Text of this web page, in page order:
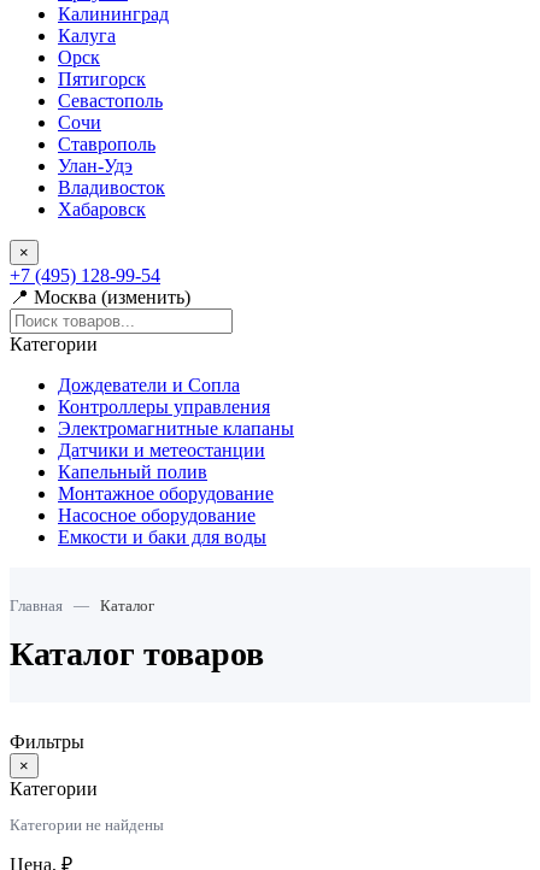
Калининград
Калуга
Орск
Пятигорск
Севастополь
Сочи
Ставрополь
Улан-Удэ
Владивосток
Хабаровск
×
+7 (495) 128-99-54
📍 Москва (изменить)
Категории
Дождеватели и Сопла
Контроллеры управления
Электромагнитные клапаны
Датчики и метеостанции
Капельный полив
Монтажное оборудование
Насосное оборудование
Емкости и баки для воды
Главная — Каталог
Каталог товаров
Фильтры
×
Категории
Категории не найдены
Цена, ₽